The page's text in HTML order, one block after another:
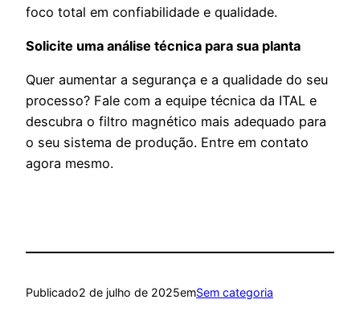
foco total em confiabilidade e qualidade.
Solicite uma análise técnica para sua planta
Quer aumentar a segurança e a qualidade do seu
processo? Fale com a equipe técnica da ITAL e
descubra o filtro magnético mais adequado para
o seu sistema de produção. Entre em contato
agora mesmo.
Publicado2 de julho de 2025emSem categoria